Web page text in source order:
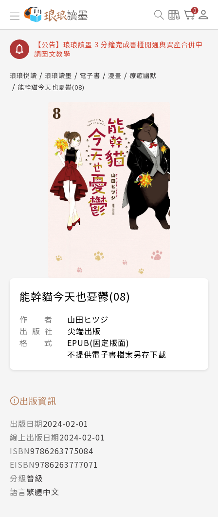
0
【公告】琅琅讀墨數位閱讀資產合併與書櫃開通申請
【公告】琅琅讀墨書櫃開通常見問題
【公告】琅琅讀墨 3 分鐘完成書櫃開通與資產合併申
請圖文教學
查詢
【公告】琅琅讀墨數位閱讀資產合併與書櫃開通申請
琅琅悅讀 琅琅讀墨 電子書 漫畫
療癒幽默
能幹貓今天也憂鬱(08)
能幹貓今天也憂鬱(08)
作 者
山田ヒツジ
出 版 社
尖端出版
格 式
EPUB(固定版面)
不提供電子書檔案另存下載
出版資訊
出版日期2024-02-01
線上出版日期2024-02-01
ISBN9786263775084
EISBN9786263777071
分級普級
語言繁體中文